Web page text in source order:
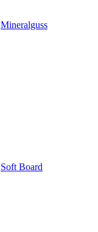
Mineralguss
Soft Board